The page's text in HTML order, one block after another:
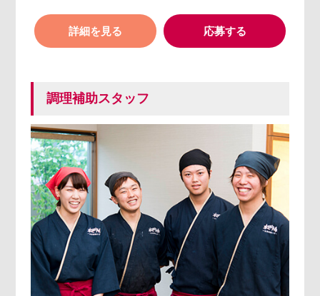
詳細を見る 応募する
調理補助スタッフ